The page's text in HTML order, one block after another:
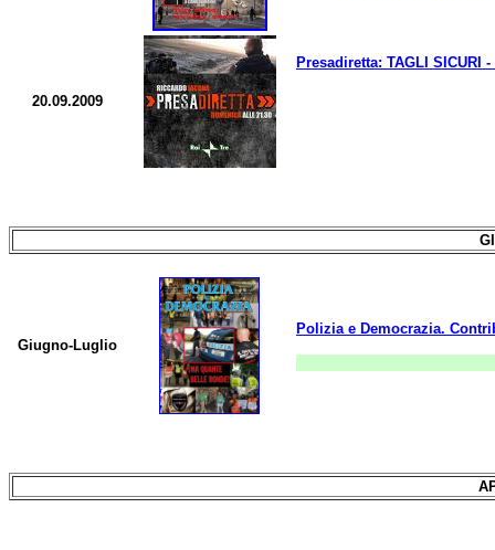
20.09.2009
Presadiretta: TAGLI
Giugno-Luglio
Polizia e Democrazia.